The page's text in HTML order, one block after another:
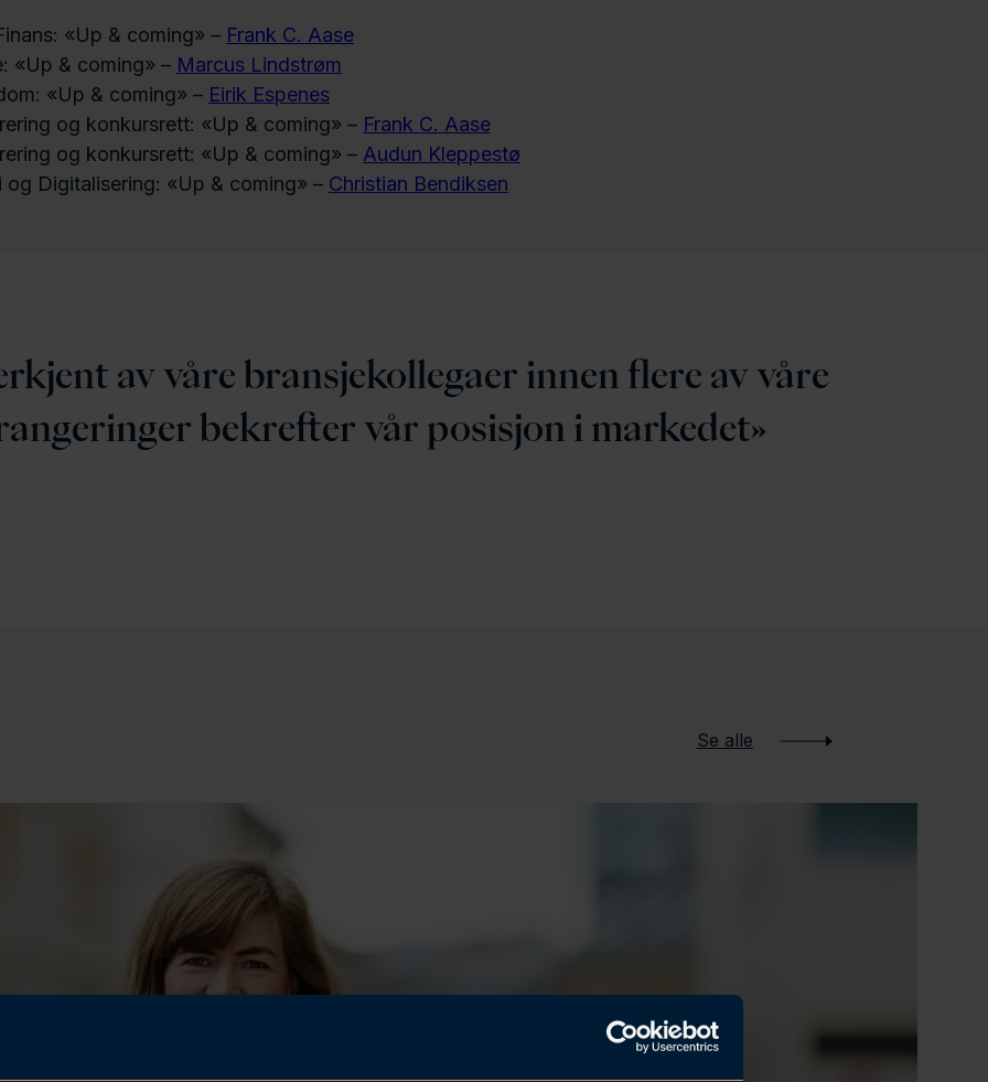
«Up & coming» – Frank C. Aase
«Up & coming» – Marcus Lindstrøm
«Up & coming» – Eirik Espenes
og konkursrett: «Up & coming» – Frank C. Aase
og konkursrett: «Up & coming» – Audun Kleppestø
og Digitalisering: «Up & coming» – Christian Bendiksen
av våre bransjekollegaer innen flere av våre
bekrefter vår posisjon i markedet
Se alle